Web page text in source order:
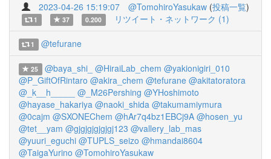
2023-04-26 15:19:07 @TomohiroYasukaw (投稿一覧)
1 37 0.200 リツイート・ネットワーク (1)
1 @tefurane
25 @baya_shi_ @HiraiLab_chem @yakionigiri_010
@P_GiftOfRintaro @akira_chem @tefurane @akitatoratora
@_k__h_____
@_M26Pershing @YHoshimoto
@hayase_hakariya @naoki_shida @takumamiymura
@0cajm @SXONEChem @hAr7q4bz1EBCj9A @hosen_yu
@tet__yam @gjgjgjgjgjgj123 @vallery_lab_mas
@yuuri_eguchi @TUPLS_seizo @hmandai8604
@TaigaYurino @TomohiroYasukaw